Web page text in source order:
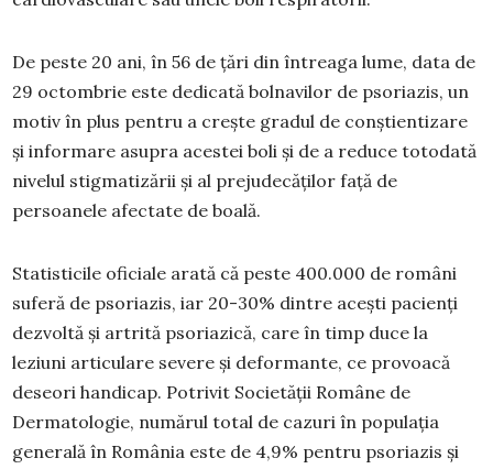
De peste 20 ani, în 56 de țări din întreaga lume, data de
29 octombrie este dedicată bolnavilor de psoriazis, un
motiv în plus pentru a crește gradul de conștientizare
și informare asupra acestei boli și de a reduce totodată
nivelul stigmatizării și al prejudecăților față de
persoanele afectate de boală.
Statisticile oficiale arată că peste 400.000 de români
suferă de psoriazis, iar 20-30% dintre acești pacienți
dezvoltă și artrită psoriazică, care în timp duce la
leziuni articulare severe și deformante, ce provoacă
deseori handicap. Potrivit Societății Române de
Dermatologie, numărul total de cazuri în populația
generală în România este de 4,9% pentru psoriazis și